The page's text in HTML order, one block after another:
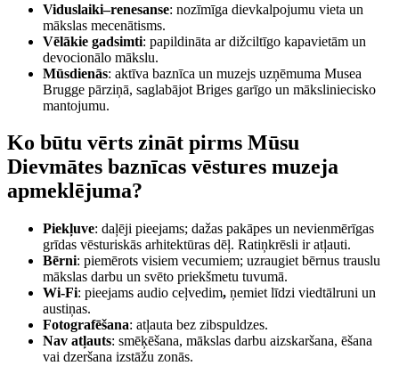
Viduslaiki–renesanse: nozīmīga dievkalpojumu vieta un
mākslas mecenātisms.
Vēlākie gadsimti: papildināta ar dižciltīgo kapavietām un
devocionālo mākslu.
Mūsdienās: aktīva baznīca un muzejs uzņēmuma Musea
Brugge pārziņā, saglabājot Briges garīgo un māksliniecisko
mantojumu.
Ko būtu vērts zināt pirms Mūsu
Dievmātes baznīcas vēstures muzeja
apmeklējuma?
Piekļuve: daļēji pieejams; dažas pakāpes un nevienmērīgas
grīdas vēsturiskās arhitektūras dēļ. Ratiņkrēsli ir atļauti.
Bērni: piemērots visiem vecumiem; uzraugiet bērnus trauslu
mākslas darbu un svēto priekšmetu tuvumā.
Wi-Fi: pieejams audio ceļvedim, ņemiet līdzi viedtālruni un
austiņas.
Fotografēšana: atļauta bez zibspuldzes.
Nav atļauts: smēķēšana, mākslas darbu aizskaršana, ēšana
vai dzeršana izstāžu zonās.